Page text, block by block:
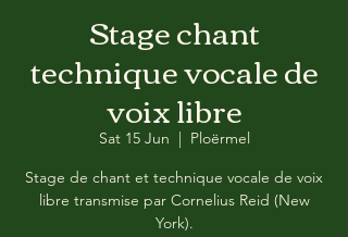
Stage chant
technique vocale de
voix libre
Sat 15 Jun
  |
Ploërmel
Stage de chant et technique vocale de voix
libre transmise par Cornelius Reid (New
York).